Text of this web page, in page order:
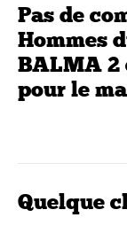
Pas de
Hommes
BALMA 2
pour le
Quelque